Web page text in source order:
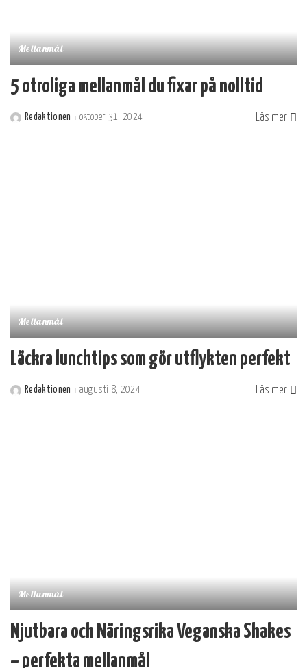
Mellanmål
5 otroliga mellanmål du fixar på nolltid
PostatRedaktionen oktober 31, 2024 Läs mer
Mellanmål
Läckra lunchtips som gör utflykten perfekt
PostatRedaktionen augusti 8, 2024 Läs mer
Mellanmål
Njutbara och Näringsrika Veganska Shakes
– perfekta mellanmål